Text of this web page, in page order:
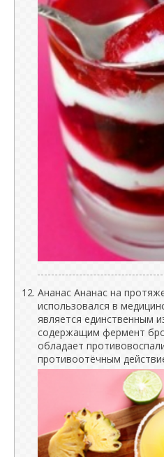
Ананас Ананас на
использовался в
является единственным
содержащим фермент
обладает
противоотёчным